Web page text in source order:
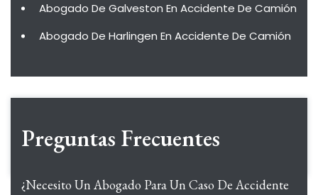
Abogado De Galveston En Accidente De Camión
Abogado De Harlingen En Accidente De Camión
Preguntas Frecuentes
¿Necesito Un Abogado Para Un Caso De Accidente